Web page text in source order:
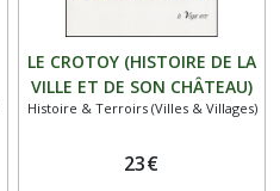
LE CROTOY (HISTOIRE DE LA
VILLE ET DE SON CHÂTEAU)
Histoire & Terroirs (Villes & Villages)
23€